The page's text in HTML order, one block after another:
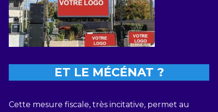
ET LE MÉCÉNAT ?
Cette mesure fiscale, très incitative, permet au